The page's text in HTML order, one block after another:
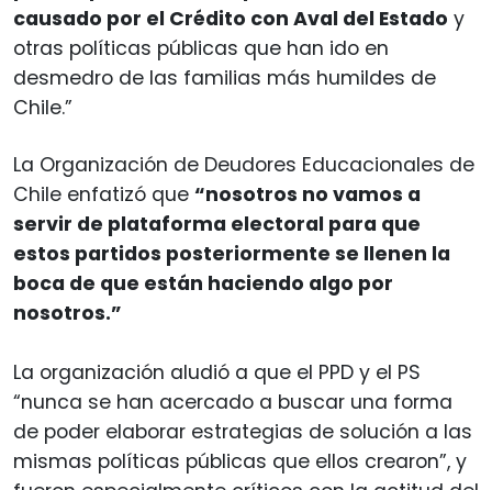
causado por el Crédito con Aval del Estado y
otras políticas públicas que han ido en
desmedro de las familias más humildes de
Chile.”
La Organización de Deudores Educacionales de
Chile enfatizó que “nosotros no vamos a
servir de plataforma electoral para que
estos partidos posteriormente se llenen la
boca de que están haciendo algo por
nosotros.”
La organización aludió a que el PPD y el PS
“nunca se han acercado a buscar una forma
de poder elaborar estrategias de solución a las
mismas políticas públicas que ellos crearon”, y